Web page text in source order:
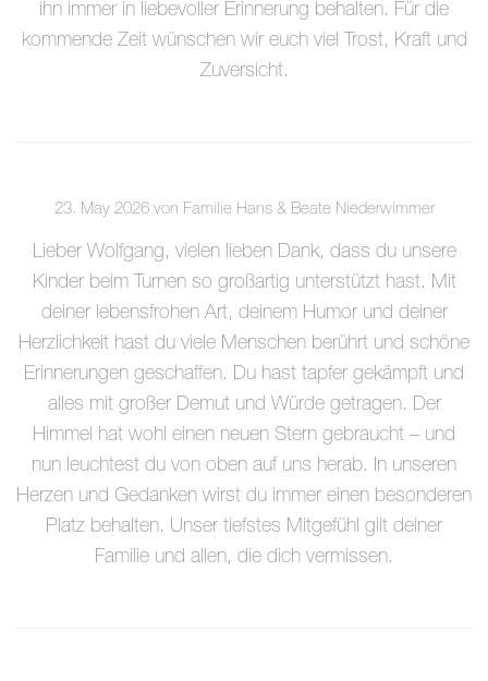
ihn immer in liebevoller Erinnerung behalten. Für die
kommende Zeit wünschen wir euch viel Trost, Kraft und
Zuversicht.
23. May 2026 von Familie Hans & Beate Niederwimmer
Lieber Wolfgang, vielen lieben Dank, dass du unsere
Kinder beim Turnen so großartig unterstützt hast. Mit
deiner lebensfrohen Art, deinem Humor und deiner
Herzlichkeit hast du viele Menschen berührt und schöne
Erinnerungen geschaffen. Du hast tapfer gekämpft und
alles mit großer Demut und Würde getragen. Der
Himmel hat wohl einen neuen Stern gebraucht – und
nun leuchtest du von oben auf uns herab. In unseren
Herzen und Gedanken wirst du immer einen besonderen
Platz behalten. Unser tiefstes Mitgefühl gilt deiner
Familie und allen, die dich vermissen.